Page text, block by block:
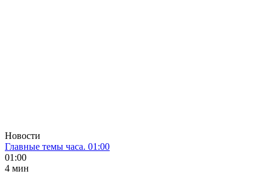
Новости
Главные темы часа. 01:00
01:00
4 мин